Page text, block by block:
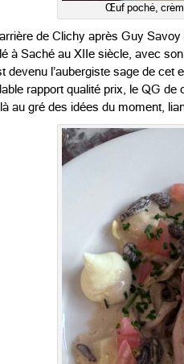
Œuf poché,
de Clichy après Guy
à Saché au XIIe siècle, avec
devenu l’aubergiste sage de
rapport qualité prix, le QG de
au gré des idées du moment,